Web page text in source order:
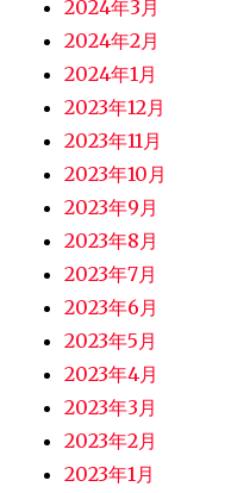
2024年3月
2024年2月
2024年1月
2023年12月
2023年11月
2023年10月
2023年9月
2023年8月
2023年7月
2023年6月
2023年5月
2023年4月
2023年3月
2023年2月
2023年1月